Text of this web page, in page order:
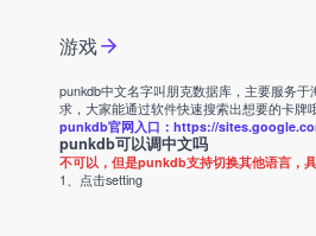
游戏
punkdb中文名字叫朋克数据库，主要服务
求，大家能通过软件快速搜索出想要的卡牌哦
punkdb官网入口：https://
punkdb可以调中文吗
不可以，但是punkdb支持切换其他语言，
1、点击setting